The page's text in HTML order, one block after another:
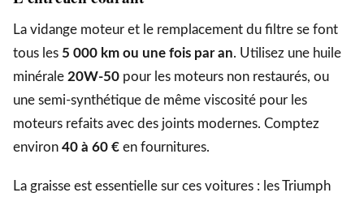
La vidange moteur et le remplacement du filtre se font
tous les 5 000 km ou une fois par an. Utilisez une huile
minérale 20W-50 pour les moteurs non restaurés, ou
une semi-synthétique de même viscosité pour les
moteurs refaits avec des joints modernes. Comptez
environ 40 à 60 € en fournitures.
La graisse est essentielle sur ces voitures : les Triumph